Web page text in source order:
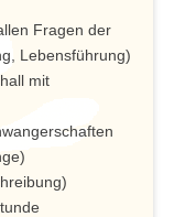
Fragen der
Lebensführung)
mit